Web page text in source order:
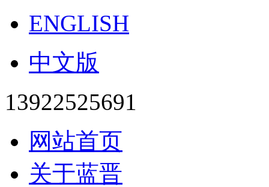
ENGLISH
中文版
13922525691
网站首页
关于蓝晋